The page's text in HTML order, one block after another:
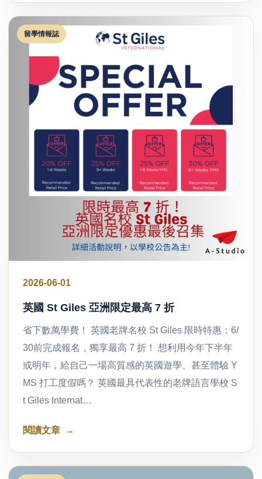
留學情報誌
2026-06-01
英國 St Giles 亞洲限定最高 7 折
省下數萬學費！ 英國老牌名校 St Giles 限時特惠：6/
30前完成報名，獨享最高 7 折！ 想利用今年下半年
或明年，給自己一場高質感的英國遊學、甚至體驗 Y
MS 打工度假嗎？ 英國最具代表性的老牌語言學校 S
t Giles Internat…
閱讀文章